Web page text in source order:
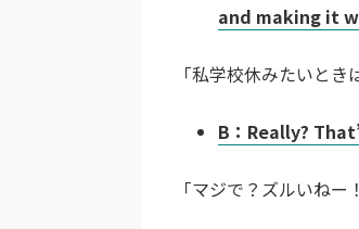
and making it
「私学校休みたいとき
B：Really?
「マジで？ズルいねー